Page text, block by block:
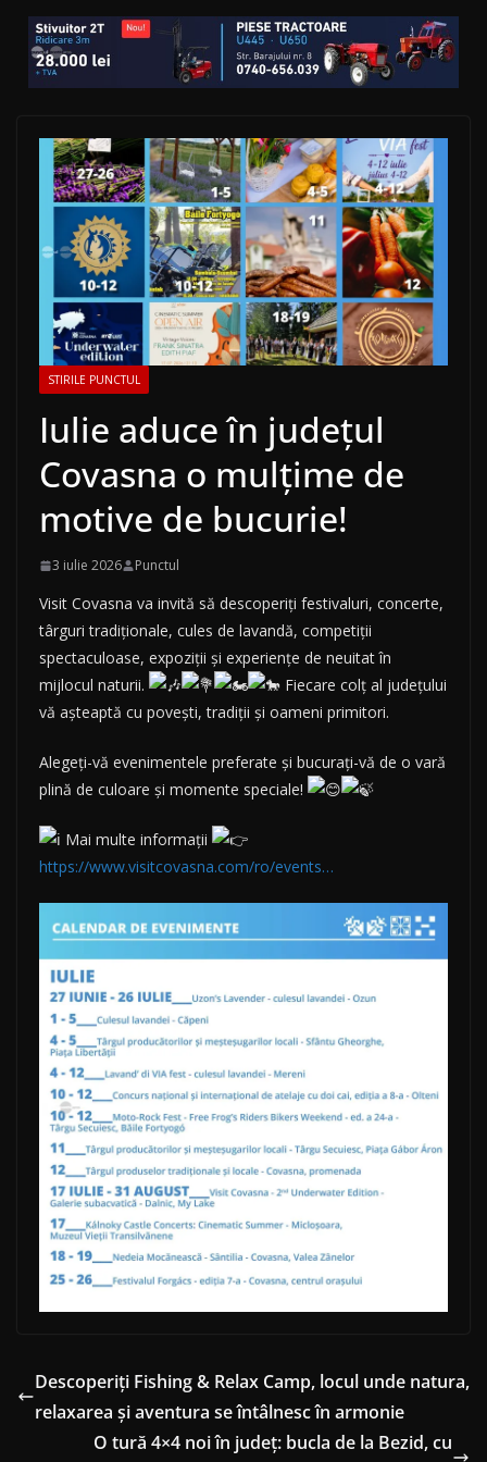
STIRILE PUNCTUL
Iulie aduce în județul
Covasna o mulțime de
motive de bucurie!
3 iulie 2026 Punctul
Visit Covasna va invită să descoperiți festivaluri, concerte,
târguri tradiționale, cules de lavandă, competiții
spectaculoase, expoziții și experiențe de neuitat în
mijlocul naturii.
Fiecare colț al județului
vă așteaptă cu povești, tradiții și oameni primitori.
Alegeți-vă evenimentele preferate și bucurați-vă de o vară
plină de culoare și momente speciale!
Mai multe informații
https://www.visitcovasna.com/ro/events…
Descoperiți Fishing & Relax Camp, locul unde natura,
relaxarea și aventura se întâlnesc în armonie
O tură 4×4 noi în județ: bucla de la Bezid, cu